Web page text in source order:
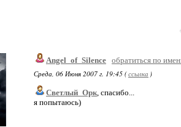
Angel_of_Silence обратиться по
Среда, 06 Июня 2007 г. 19:45 (ссылка )
Светлый_Орк, спасибо...
я попытаюсь)